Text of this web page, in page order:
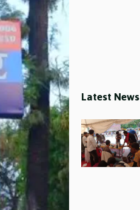
Latest News